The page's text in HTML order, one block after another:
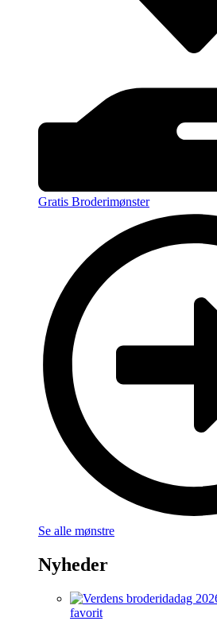
Gratis Broderimønster
Se alle mønstre
Nyheder
favorit